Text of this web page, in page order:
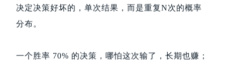
决定决策好坏的，单次结果，而是重复N次的概率
分布。
一个胜率 70% 的决策，哪怕这次输了，长期也赚；